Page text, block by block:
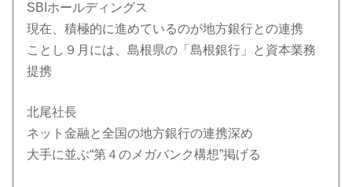
SBIホールディングス
現在、積極的に進めているのが地方銀行との連携
ことし９月には、島根県の「島根銀行」と資本業務
提携
北尾社長
ネット金融と全国の地方銀行の連携深め
大手に並ぶ“第４のメガバンク構想”掲げる